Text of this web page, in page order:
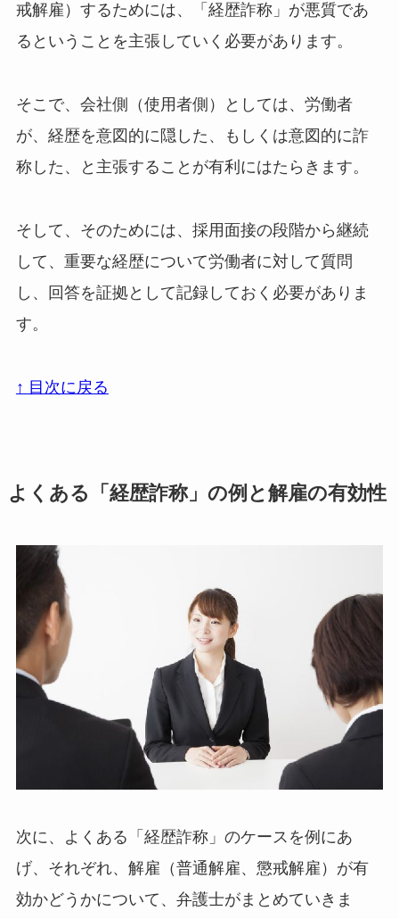
戒解雇）するためには、「経歴詐称」が悪質であ
るということを主張していく必要があります。
そこで、会社側（使用者側）としては、労働者
が、経歴を意図的に隠した、もしくは意図的に詐
称した、と主張することが有利にはたらきます。
そして、そのためには、採用面接の段階から継続
して、重要な経歴について労働者に対して質問
し、回答を証拠として記録しておく必要がありま
す。
↑ 目次に戻る
よくある「経歴詐称」の例と解雇の有効性
次に、よくある「経歴詐称」のケースを例にあ
げ、それぞれ、解雇（普通解雇、懲戒解雇）が有
効かどうかについて、弁護士がまとめていきま